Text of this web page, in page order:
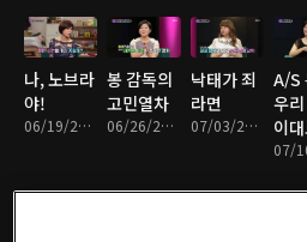
나, 노브라
야!
06/19/2017 • 46분
봉 감독의
고민열차
06/26/2017 • 48분
낙태가 죄
라면
07/03/2017 • 45분
A/S
우
이